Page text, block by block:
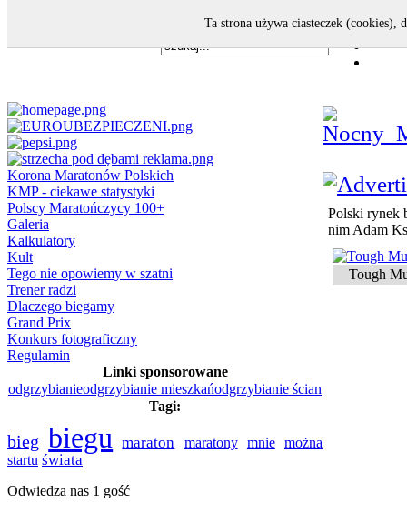
Korona Maratonów Polskich
KMP - ciekawe statystyki
Polscy Maratończycy 100+
Galeria
Kalkulatory
Kult
Tego nie opowiemy w szatni
Trener radzi
Dlaczego biegamy
Grand Prix
Konkurs fotograficzny
Regulamin
Linki sponsorowane
odgrzybianieodgrzybianie mieszkańodgrzybianie ścian
Tagi:
bieg biegu maraton maratony mnie
można
startu świata
Odwiedza nas 1 gość
Polski rynek
nim Adam
Tough
Ta strona używa ciasteczek (cookies),